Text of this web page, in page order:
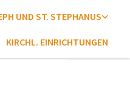
UND ST. STEPHANUS
KIRCHL. EINRICHTUNGEN